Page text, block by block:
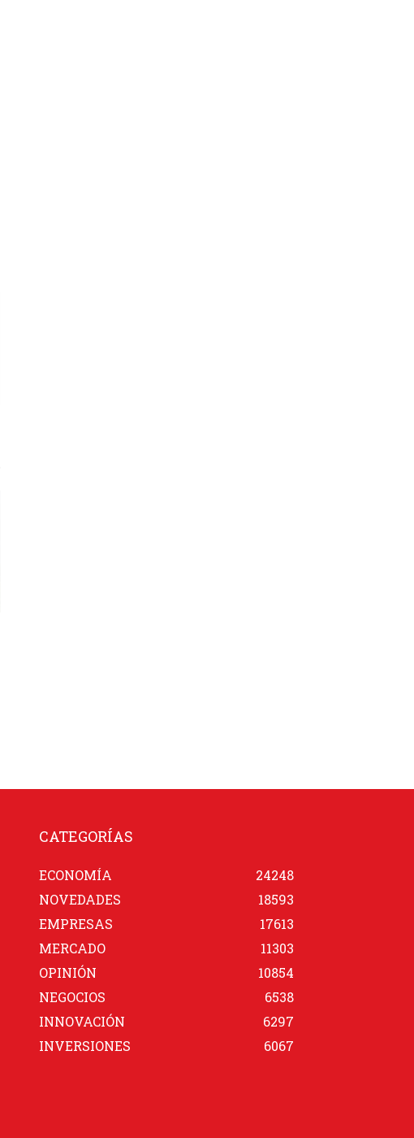
CATEGORÍAS
ECONOMÍA
24248
NOVEDADES
18593
EMPRESAS
17613
MERCADO
11303
OPINIÓN
10854
NEGOCIOS
6538
INNOVACIÓN
6297
INVERSIONES
6067